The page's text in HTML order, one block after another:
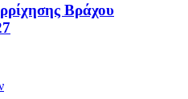
Βράχου